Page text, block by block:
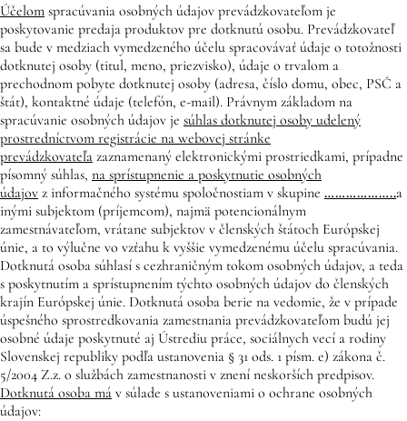
Účelom spracúvania osobných údajov prevádzkovateľom je
poskytovanie predaja produktov pre dotknutú osobu. Prevádzkovateľ
sa bude v medziach vymedzeného účelu spracovávať údaje o totožnosti
dotknutej osoby (titul, meno, priezvisko), údaje o trvalom a
prechodnom pobyte dotknutej osoby (adresa, číslo domu, obec, PSČ a
štát), kontaktné údaje (telefón, e-mail). Právnym základom na
spracúvanie osobných údajov je súhlas dotknutej osoby udelený
prostredníctvom registrácie na webovej stránke
prevádzkovateľa zaznamenaný elektronickými prostriedkami, prípadne
písomný súhlas, na sprístupnenie a poskytnutie osobných
údajov z informačného systému spoločnostiam v skupine ………………..a
inými subjektom (príjemcom), najmä potencionálnym
zamestnávateľom, vrátane subjektov v členských štátoch Európskej
únie, a to výlučne vo vzťahu k vyššie vymedzenému účelu spracúvania.
Dotknutá osoba súhlasí s cezhraničným tokom osobných údajov, a teda
s poskytnutím a sprístupnením týchto osobných údajov do členských
krajín Európskej únie. Dotknutá osoba berie na vedomie, že v prípade
úspešného sprostredkovania zamestnania prevádzkovateľom budú jej
osobné údaje poskytnuté aj Ústrediu práce, sociálnych vecí a rodiny
Slovenskej republiky podľa ustanovenia § 31 ods. 1 písm. e) zákona č.
5/2004 Z.z. o službách zamestnanosti v znení neskorších predpisov.
Dotknutá osoba má v súlade s ustanoveniami o ochrane osobných
údajov: